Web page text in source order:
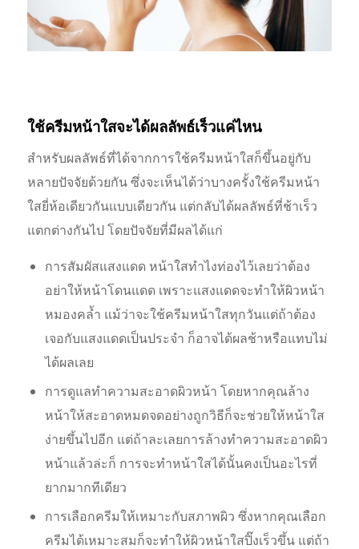
ใช้ครีมหน้าใสจะได้ผลลัพธ์เร็วแค่ไหน
สำหรับผลลัพธ์ที่ได้จากการใช้ครีมหน้าใสก็ขึ้นอยู่กับ
หลายปัจจัยด้วยกัน ซึ่งจะเห็นได้ว่าบางครั้งใช้ครีมหน้า
ใสยี่ห้อเดียวกันแบบเดียวกัน แต่กลับได้ผลลัพธ์ที่ช้าเร็ว
แตกต่างกันไป โดยปัจจัยที่มีผลได้แก่
การสัมผัสแสงแดด หน้าใสทําไงท่องไว้เลยว่าต้อง
อย่าให้หน้าโดนแดด เพราะแสงแดดจะทำให้ผิวหน้า
หมองคล้ำ แม้ว่าจะใช้ครีมหน้าใสทุกวันแต่ถ้าต้อง
เจอกับแสงแดดเป็นประจำ ก็อาจได้ผลช้าหรือแทบไม่
ได้ผลเลย
การดูแลทำความสะอาดผิวหน้า โดยหากคุณล้าง
หน้าให้สะอาดหมดจดอย่างถูกวิธีก็จะช่วยให้หน้าใส
ง่ายขึ้นไปอีก แต่ถ้าละเลยการล้างทำความสะอาดผิว
หน้าแล้วล่ะก็ การจะทำหน้าใสได้นั้นคงเป็นอะไรที่
ยากมากทีเดียว
การเลือกครีมให้เหมาะกับสภาพผิว ซึ่งหากคุณเลือก
ครีมได้เหมาะสมก็จะทำให้ผิวหน้าใสปิ๊งเร็วขึ้น แต่ถ้า